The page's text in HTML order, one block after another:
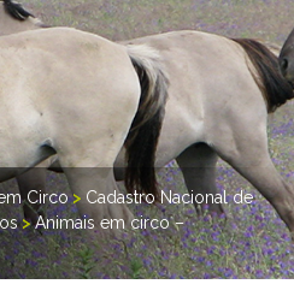
Circo> Cadastro Nacional de
>Animais em circo –